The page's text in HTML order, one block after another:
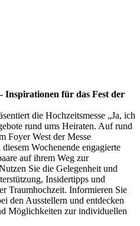
Inspirationen für das Fest der
die Hochzeitsmesse „Ja, ich
rund ums Heiraten. Auf rund
Foyer West der Messe
Wochenende engagierte
auf ihrem Weg zur
Sie die Gelegenheit und
Insidertipps und
Traumhochzeit. Informieren Sie
den Ausstellern und entdecken
Möglichkeiten zur individuellen